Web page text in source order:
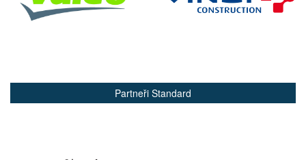
Partneři Standard